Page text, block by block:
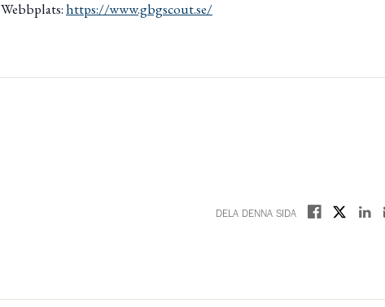
Webbplats:https://www.gbgscout.se/
DELA DENNA SIDA Dela påDela på X
Dela